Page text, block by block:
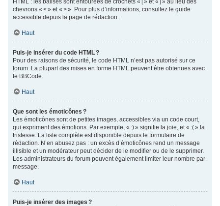
HTML : les balises sont entourées de crochets « [ » et « ] » au lieu des
chevrons « < » et « > ». Pour plus d’informations, consultez le guide
accessible depuis la page de rédaction.
Haut
Puis-je insérer du code HTML ?
Pour des raisons de sécurité, le code HTML n’est pas autorisé sur ce
forum. La plupart des mises en forme HTML peuvent être obtenues avec
le BBCode.
Haut
Que sont les émoticônes ?
Les émoticônes sont de petites images, accessibles via un code court,
qui expriment des émotions. Par exemple, « :) » signifie la joie, et « :( » la
tristesse. La liste complète est disponible depuis le formulaire de
rédaction. N’en abusez pas : un excès d’émoticônes rend un message
illisible et un modérateur peut décider de le modifier ou de le supprimer.
Les administrateurs du forum peuvent également limiter leur nombre par
message.
Haut
Puis-je insérer des images ?